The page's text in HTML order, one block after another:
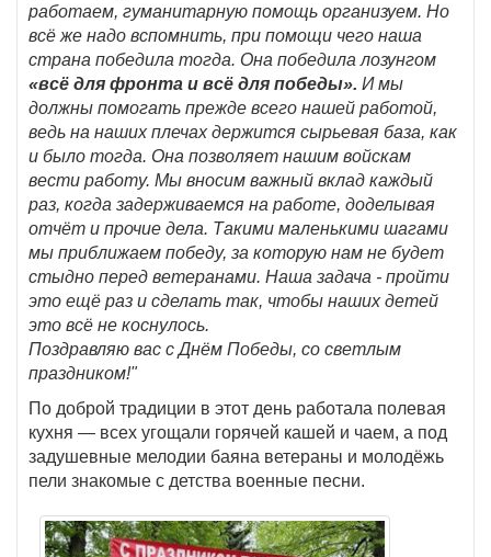
работаем, гуманитарную помощь организуем. Но
всё же надо вспомнить, при помощи чего наша
страна победила тогда. Она победила лозунгом
«всё для фронта и всё для победы». И мы
должны помогать прежде всего нашей работой,
ведь на наших плечах держится сырьевая база, как
и было тогда. Она позволяет нашим войскам
вести работу. Мы вносим важный вклад каждый
раз, когда задерживаемся на работе, доделывая
отчёт и прочие дела. Такими маленькими шагами
мы приближаем победу, за которую нам не будет
стыдно перед ветеранами. Наша задача - пройти
это ещё раз и сделать так, чтобы наших детей
это всё не коснулось.
Поздравляю вас с Днём Победы, со светлым
праздником!"
По доброй традиции в этот день работала полевая
кухня — всех угощали горячей кашей и чаем, а под
задушевные мелодии баяна ветераны и молодёжь
пели знакомые с детства военные песни.